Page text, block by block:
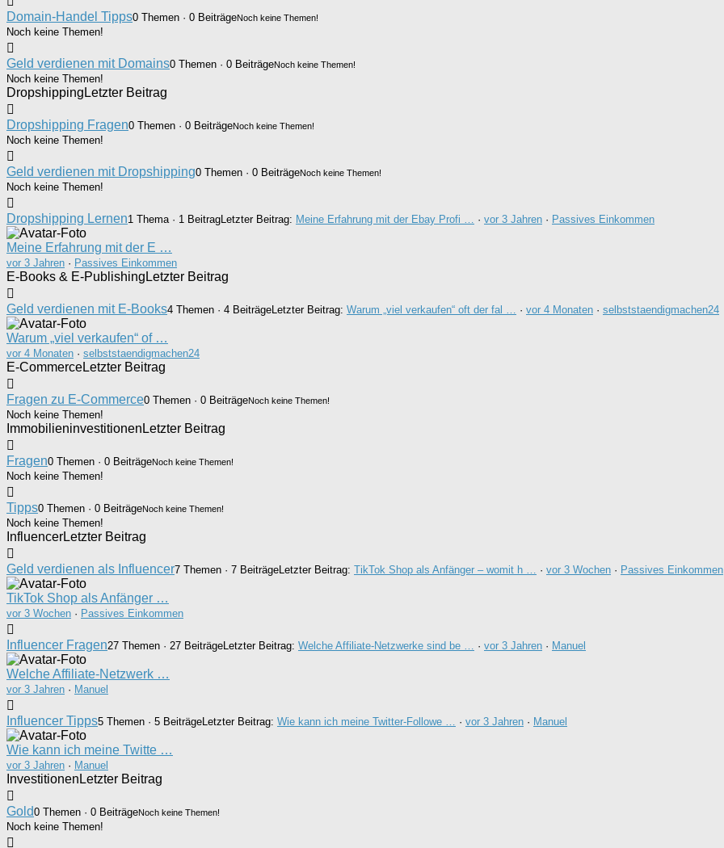
Domain-Handel Tipps0 Themen · 0 BeiträgeNoch keine Themen!
Noch keine Themen!
Geld verdienen mit Domains0 Themen · 0 BeiträgeNoch keine Themen!
Noch keine Themen!
Dropshipping Letzter Beitrag
Dropshipping Fragen0 Themen · 0 BeiträgeNoch keine Themen!
Noch keine Themen!
Geld verdienen mit Dropshipping0 Themen · 0 BeiträgeNoch keine Themen!
Noch keine Themen!
Dropshipping Lernen1 Thema · 1 BeitragLetzter Beitrag: Meine Erfahrung mit der Ebay Profi … · vor 3 Jahren · Passives Einkommen
Meine Erfahrung mit der E …
vor 3 Jahren · Passives Einkommen
E-Books & E-Publishing Letzter Beitrag
Geld verdienen mit E-Books4 Themen · 4 BeiträgeLetzter Beitrag: Warum „viel verkaufen“ oft der fal … · vor 4 Monaten · selbststaendigmachen24
Warum „viel verkaufen“ of …
vor 4 Monaten · selbststaendigmachen24
E-CommerceLetzter Beitrag
Fragen zu E-Commerce0 Themen · 0 BeiträgeNoch keine Themen!
Noch keine Themen!
Immobilieninvestitionen Letzter Beitrag
Fragen0 Themen · 0 BeiträgeNoch keine Themen!
Noch keine Themen!
Tipps0 Themen · 0 BeiträgeNoch keine Themen!
Noch keine Themen!
InfluencerLetzter Beitrag
Geld verdienen als Influencer7 Themen · 7 BeiträgeLetzter Beitrag: TikTok Shop als Anfänger – womit h … · vor 3 Wochen · Passives Einkommen
TikTok Shop als Anfänger …
vor 3 Wochen · Passives Einkommen
Influencer Fragen27 Themen · 27 BeiträgeLetzter Beitrag: Welche Affiliate-Netzwerke sind be … · vor 3 Jahren · Manuel
Welche Affiliate-Netzwerk …
vor 3 Jahren · Manuel
Influencer Tipps5 Themen · 5 BeiträgeLetzter Beitrag: Wie kann ich meine Twitter-Followe … · vor 3 Jahren · Manuel
Wie kann ich meine Twitte …
vor 3 Jahren · Manuel
Investitionen Letzter Beitrag
Gold0 Themen · 0 BeiträgeNoch keine Themen!
Noch keine Themen!